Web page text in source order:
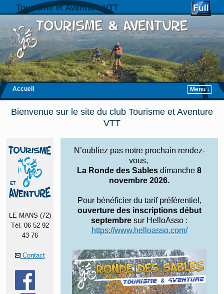
Tourisme et Aventure VTT
Accueil
Menu ↓
Skip to primary content
Aller au contenu secondaire
Bienvenue sur le site du club Tourisme et Aventure
VTT
LE MANS (72)
Tél. 06 52 92
43 76
Contact
N’oubliez pas notre prochain rendez-
vous,
La Ronde des Sables dimanche 8
novembre 2026.
Pour bénéficier du tarif préférentiel,
ouverture des inscriptions début
septembre sur HelloAsso :
https://www.helloasso.com/